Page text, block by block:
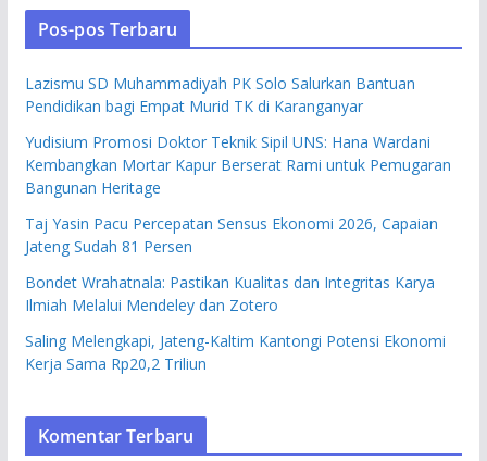
Pos-pos Terbaru
Lazismu SD Muhammadiyah PK Solo Salurkan Bantuan
Pendidikan bagi Empat Murid TK di Karanganyar
Yudisium Promosi Doktor Teknik Sipil UNS: Hana Wardani
Kembangkan Mortar Kapur Berserat Rami untuk Pemugaran
Bangunan Heritage
Taj Yasin Pacu Percepatan Sensus Ekonomi 2026, Capaian
Jateng Sudah 81 Persen
Bondet Wrahatnala: Pastikan Kualitas dan Integritas Karya
Ilmiah Melalui Mendeley dan Zotero
Saling Melengkapi, Jateng-Kaltim Kantongi Potensi Ekonomi
Kerja Sama Rp20,2 Triliun
Komentar Terbaru